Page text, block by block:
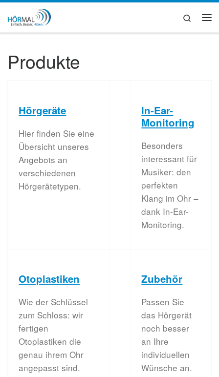
Zum Inhalt springen
Search
Produkte
Hörgeräte
Hier finden Sie eine
Übersicht unseres
Angebots an
verschiedenen
Hörgerätetypen.
In-Ear-
Monitoring
Besonders
interessant für
Musiker: den
perfekten
Klang im Ohr –
dank In-Ear-
Monitoring.
Otoplastiken
Wie der Schlüssel
zum Schloss: wir
fertigen
Otoplastiken die
genau ihrem Ohr
angepasst sind.
Zubehör
Passen Sie
das Hörgerät
noch besser
an Ihre
individuellen
Wünsche an.